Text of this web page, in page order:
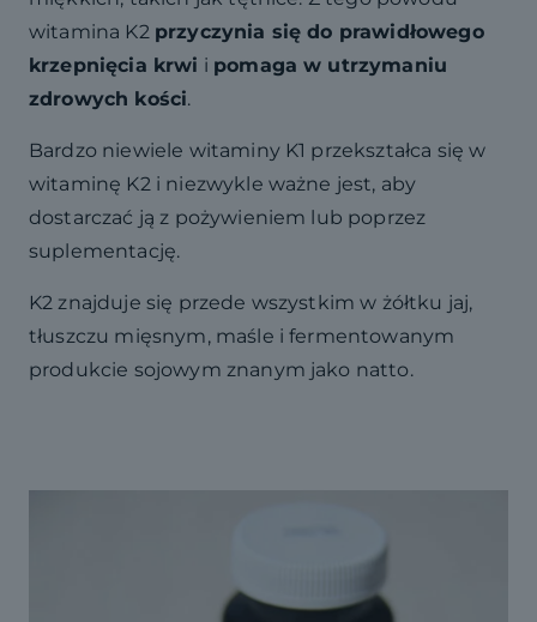
witamina K2 przyczynia się do prawidłowego
krzepnięcia krwi i pomaga w utrzymaniu
zdrowych kości.
Bardzo niewiele witaminy K1 przekształca się w
witaminę K2 i niezwykle ważne jest, aby
dostarczać ją z pożywieniem lub poprzez
suplementację.
K2 znajduje się przede wszystkim w żółtku jaj,
tłuszczu mięsnym, maśle i fermentowanym
produkcie sojowym znanym jako natto.